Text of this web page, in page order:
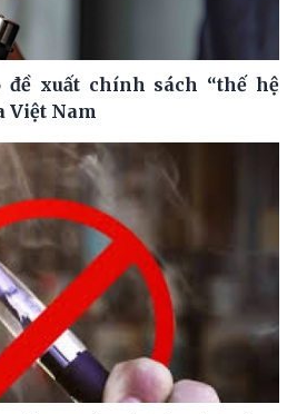
đề xuất chính sách “thế hệ
Việt Nam